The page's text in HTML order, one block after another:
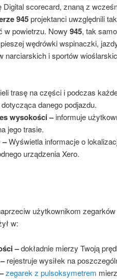
Digital scorecard, znaną z
945projektanci uwzględnili
w powietrzu. Nowy 945, tak
wędrówki wspinaczki,
narciarskich i sportów
trasę na części i podczas
danego podjazdu.
wysokości –informuje
jego trasie.
–Wyświetla informacje o
urządzenia Xero.
użytkownikom
w:
–dokładnie mierzy Twoją
rejestruje wysiłek na
zegarek z pulsoksymetrem